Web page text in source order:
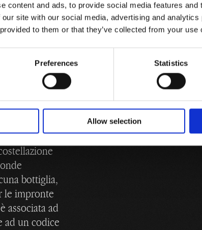
content and ads, to provide social media features
site with our social media, advertising and
to them or that they’ve collected from your
Preferences Statistics
Allow selection
- il sigillo
sulla
e
evidenzia
di
Bubble
bottiglia,
le impronte
associata ad
ad un codice